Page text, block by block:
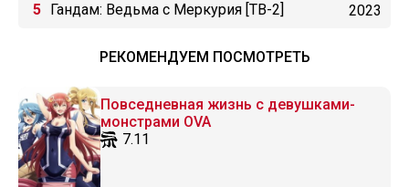
Гандам: Ведьма с Меркурия [ТВ-2] 2023
РЕКОМЕНДУЕМ ПОСМОТРЕТЬ
Повседневная жизнь с девушками-
монстрами OVA
7.11